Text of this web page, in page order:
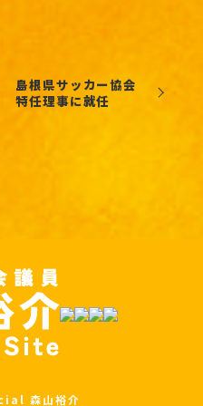
島根県サッカー協会
特任理事に就任
森山裕介